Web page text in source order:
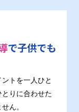
で子供でも
トを一人ひと
りに合わせた
ん。